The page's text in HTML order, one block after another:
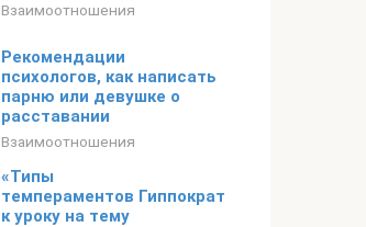
Взаимоотношения
Рекомендации
психологов, как написать
парню или девушке о
расставании
Взаимоотношения
«Типы
темпераментов Гиппократа»презентация
к уроку на тему